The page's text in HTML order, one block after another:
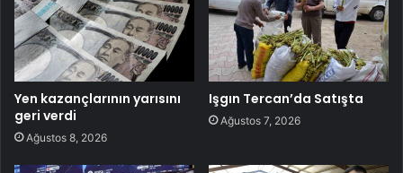
Yen kazançlarının yarısını
geri verdi
Ağustos 8, 2026
Işgın Tercan’da Satışta
Ağustos 7, 2026